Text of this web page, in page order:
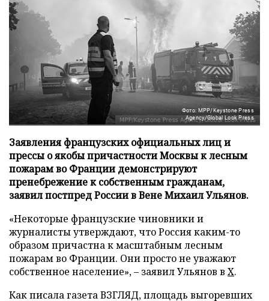
Фото: MPP/Keystone Press
Agency/Global Look Press
Заявления французских официальных лиц и
прессы о якобы причастности Москвы к лесным
пожарам во Франции демонстрируют
пренебрежение к собственным гражданам,
заявил постпред России в Вене Михаил Ульянов.
«Некоторые французские чиновники и
журналисты утверждают, что Россия каким-то
образом причастна к масштабным лесным
пожарам во Франции. Они просто не уважают
собственное население», – заявил Ульянов в X.
Как писала газета ВЗГЛЯД, площадь выгоревших